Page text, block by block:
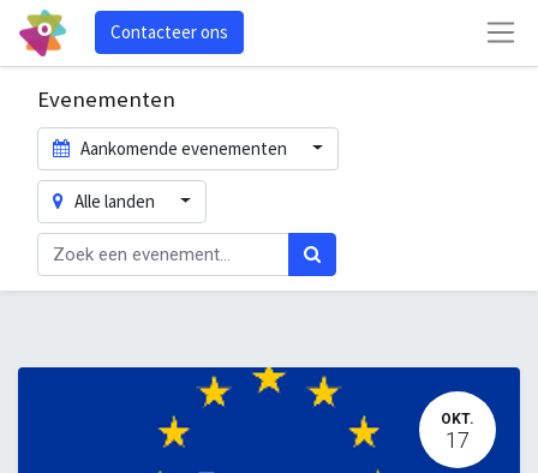
Contacteer ons
Evenementen
Aankomende evenementen
Alle landen
OKT.
17